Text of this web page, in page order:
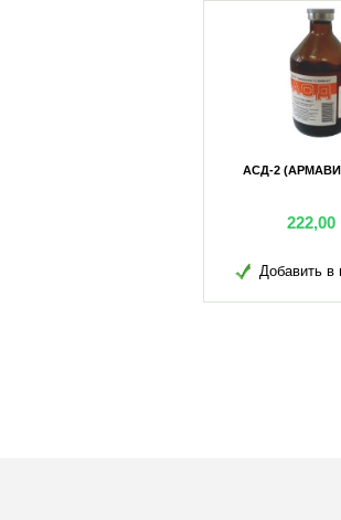
АСД-2
222,00
Добавить в